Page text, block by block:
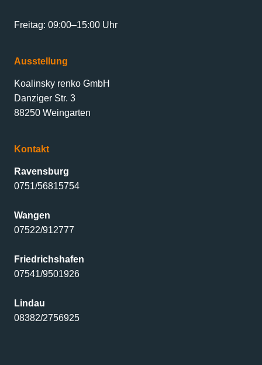
Freitag: 09:00–15:00 Uhr
Ausstellung
Koalinsky renko GmbH
Danziger Str. 3
88250 Weingarten
Kontakt
Ravensburg
0751/56815754
Wangen
07522/912777
Friedrichshafen
07541/9501926
Lindau
08382/2756925